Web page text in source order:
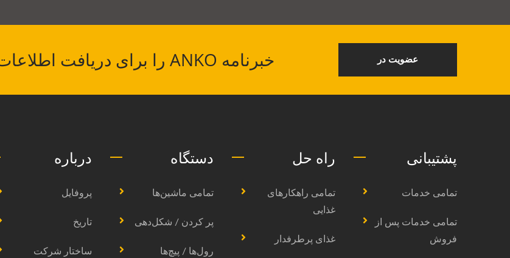
خبرنامه ANKO را برای دریافت اطلاعات غذایی جهانی دریافت کنید. عضویت در
درباره
پروفایل
تاریخ
ساختار شرکت
دستگاه
تمامی ماشین‌ها
پر کردن / شکل‌دهی
رول‌ها / پیچ‌ها
راه حل
تمامی راهکارهای
غذایی
غذای پرطرفدار
پشتیبانی
تمامی خدمات
تمامی خدمات پس از
فروش